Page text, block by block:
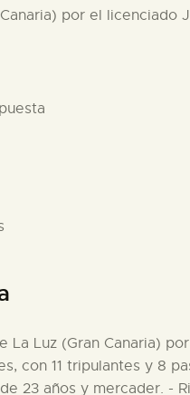
por el
La Luz (Gran Canaria)
con 11 tripulantes y 8
23 años y mercader. -